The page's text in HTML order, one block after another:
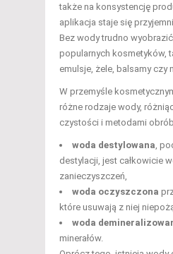
także na konsystencję
aplikacja staje się
Bez wody trudno
popularnych kosmetyków,
emulsje, żele, balsamy czy
W przemyśle
różne rodzaje wody,
czystości i metodami
woda destylowana,
destylacji, jest całkowicie
zanieczyszczeń,
woda oczyszczona
które usuwają z niej
woda
minerałów.